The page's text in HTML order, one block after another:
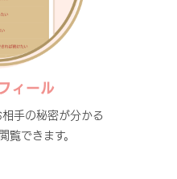
ィール
手の秘密が分かる
覧できます。